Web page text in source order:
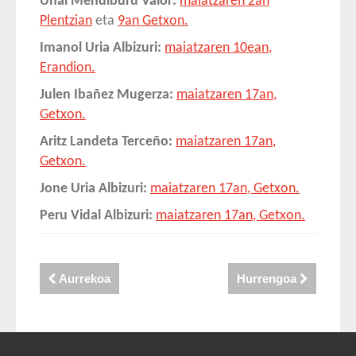
Plentzian eta 9an Getxon.
Imanol Uria Albizuri: maiatzaren 10ean,
Erandion.
Julen Ibañez Mugerza: maiatzaren 17an,
Getxon.
Aritz Landeta Terceño: maiatzaren 17an,
Getxon.
Jone Uria Albizuri: maiatzaren 17an, Getxon.
Peru Vidal Albizuri: maiatzaren 17an, Getxon.
Aurrekoa Hurrengoa